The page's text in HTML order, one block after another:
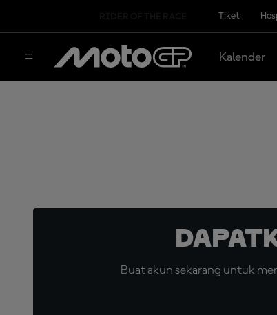
Tiket
Kalender
Buat akun sekarang untuk